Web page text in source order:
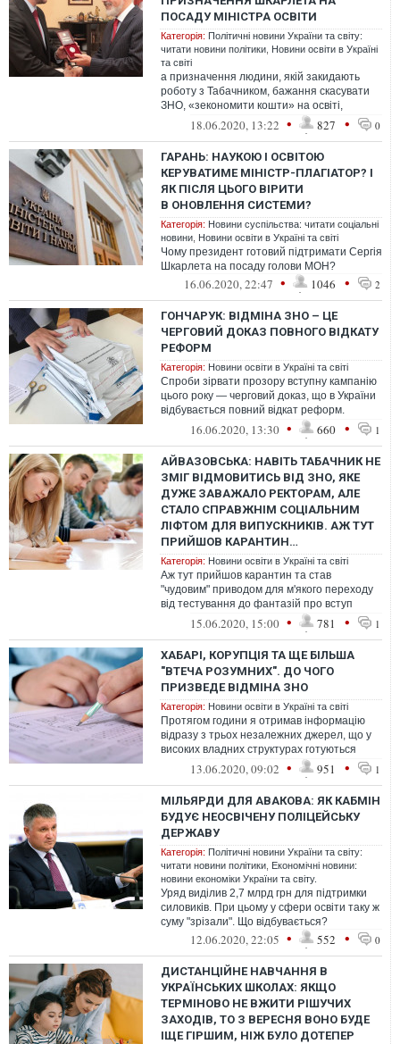
ПОСАДУ МІНІСТРА ОСВІТИ
Категорія: Політичні новини України та світу:
читати новини політики Новини освіти в Україні
та світі
а призначення людини, якій закидають
роботу з Табачником, бажання скасувати
ЗНО, «зекономити кошти» на освіті,
скоротивши її до 10 класів і плагіат - ...
18.06.2020, 13:22 • 827 • 0
ГАРАНЬ: НАУКОЮ І ОСВІТОЮ
КЕРУВАТИМЕ МІНІСТР-ПЛАГІАТОР? І
ЯК ПІСЛЯ ЦЬОГО ВІРИТИ
В ОНОВЛЕННЯ СИСТЕМИ?
Категорія: Новини суспільства: читати соціальні
новини Новини освіти в Україні та світі
Чому президент готовий підтримати Сергія
Шкарлета на посаду голови МОН?
16.06.2020, 22:47 • 1046 • 2
ГОНЧАРУК: ВІДМІНА ЗНО – ЦЕ
ЧЕРГОВИЙ ДОКАЗ ПОВНОГО ВІДКАТУ
РЕФОРМ
Категорія: Новини освіти в Україні та світі
Спроби зірвати прозору вступну кампанію
цього року — черговий доказ, що в України
відбувається повний відкат реформ.
Повертаємось в часи договорняків ...
16.06.2020, 13:30 • 660 • 1
АЙВАЗОВСЬКА: НАВІТЬ ТАБАЧНИК НЕ
ЗМІГ ВІДМОВИТИСЬ ВІД ЗНО, ЯКЕ
ДУЖЕ ЗАВАЖАЛО РЕКТОРАМ, АЛЕ
СТАЛО СПРАВЖНІМ СОЦІАЛЬНИМ
ЛІФТОМ ДЛЯ ВИПУСКНИКІВ. АЖ ТУТ
ПРИЙШОВ КАРАНТИН…
Категорія: Новини освіти в Україні та світі
Аж тут прийшов карантин та став
"чудовим" приводом для м'якого переходу
від тестування до фантазій про вступ
через форму, яка буде визначена
15.06.2020, 15:00 • 781 • 1
ХАБАРІ, КОРУПЦІЯ ТА ЩЕ БІЛЬША
"ВТЕЧА РОЗУМНИХ". ДО ЧОГО
ПРИЗВЕДЕ ВІДМІНА ЗНО
Категорія: Новини освіти в Україні та світі
Протягом години я отримав інформацію
відразу з трьох незалежних джерел, що у
високих владних структурах готуються
документи про скасування ЗНО взагалі...
13.06.2020, 09:02 • 951 • 1
МІЛЬЯРДИ ДЛЯ АВАКОВА: ЯК КАБМІН
БУДУЄ НЕОСВІЧЕНУ ПОЛІЦЕЙСЬКУ
ДЕРЖАВУ
Категорія: Політичні новини України та світу:
читати новини політики Економічні новини:
новини економіки України та світу.
Уряд виділив 2,7 млрд грн для підтримки
силовиків. При цьому у сфери освіти таку ж
суму "зрізали". Що відбувається?
12.06.2020, 22:05 • 552 • 0
ДИСТАНЦІЙНЕ НАВЧАННЯ В
УКРАЇНСЬКИХ ШКОЛАХ: ЯКЩО
ТЕРМІНОВО НЕ ВЖИТИ РІШУЧИХ
ЗАХОДІВ, ТО З ВЕРЕСНЯ ВОНО БУДЕ
ІЩЕ ГІРШИМ, НІЖ БУЛО ДОТЕПЕР